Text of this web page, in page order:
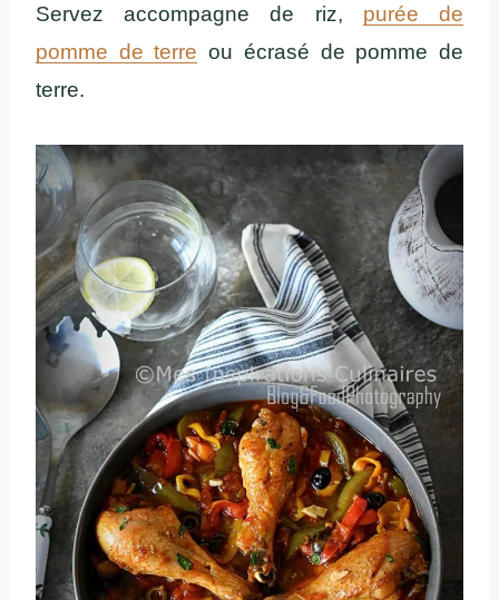
Servez accompagne de riz, purée de
pomme de terre ou écrasé de pomme de
terre.